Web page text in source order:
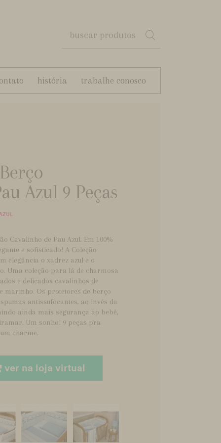
história trabalhe conosco
Azul 9 Peças
Cavalinho de Pau Azul. Em 100%
e sofisticado! A Coleção
elegância o xadrez azul e o
Uma coleção para lá de charmosa
e delicados cavalinhos de
marinho. Os protetores de berço
antissufocantes, ao invés da
ainda mais segurança ao bebê,
Um sonho! 9 peças pra
charme.
ver na loja virtual